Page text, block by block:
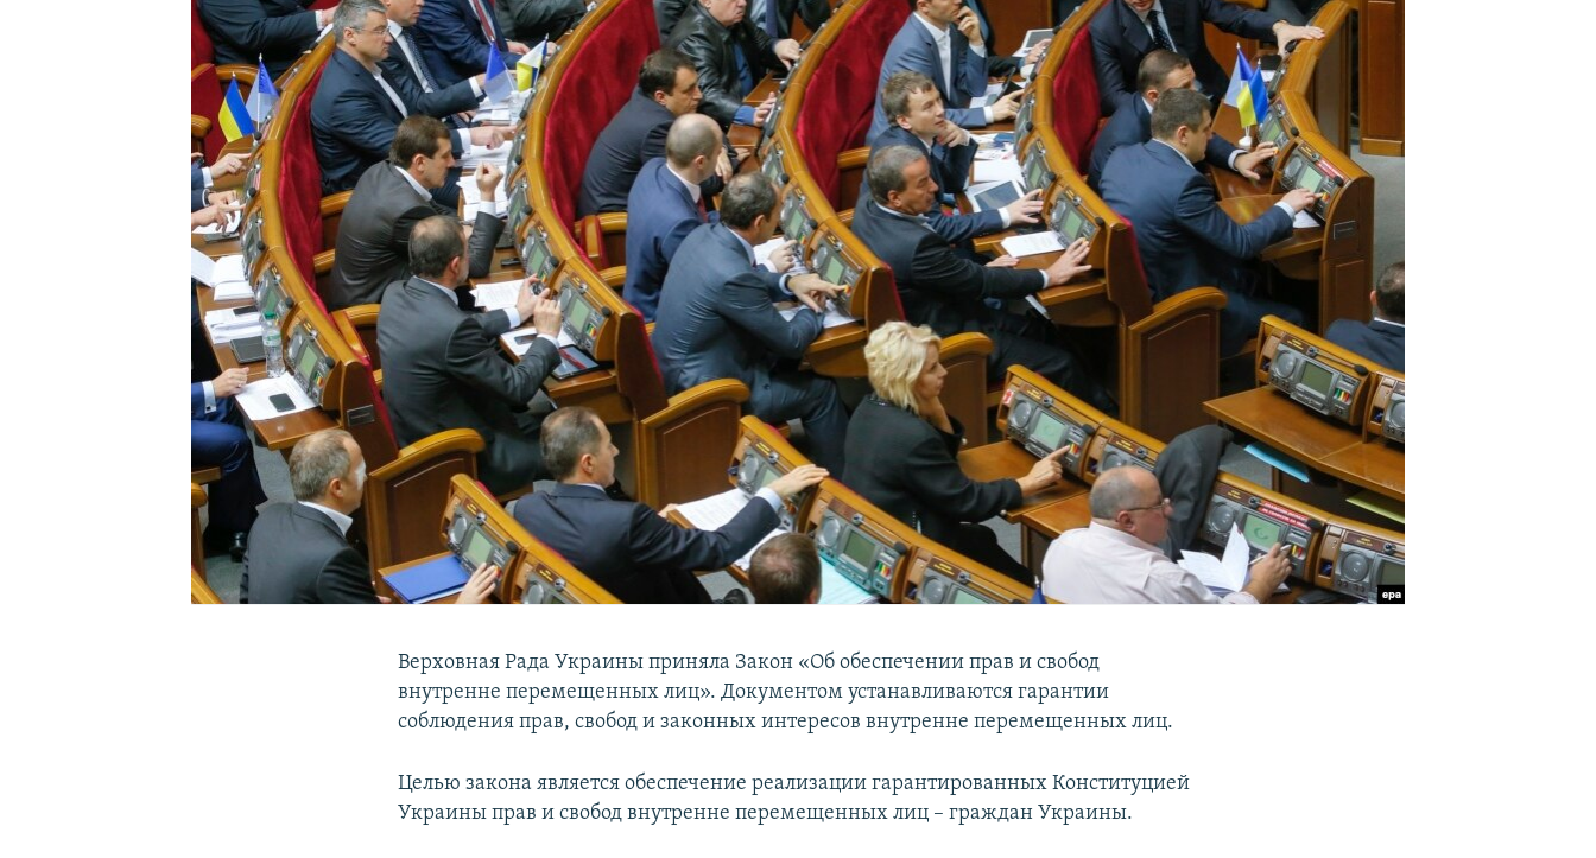
УКРАИНСКАЯ ПРОБЛЕМА КРЫМА
Верховная Рада Украины приняла Закон «Об обеспечении прав и свобод
внутренне перемещенных лиц». Документом устанавливаются гарантии
соблюдения прав, свобод и законных интересов внутренне перемещенных лиц.
Целью закона является обеспечение реализации гарантированных Конституцией
Украины прав и свобод внутренне перемещенных лиц – граждан Украины.